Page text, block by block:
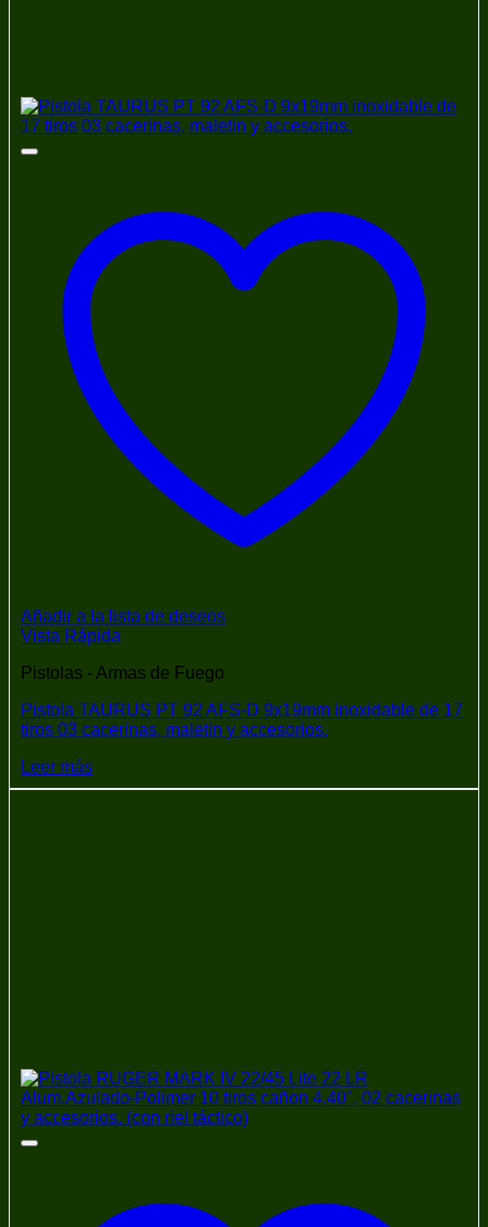
Añadir a la lista de deseos
Vista Rápida
Pistolas - Armas de Fuego
Pistola TAURUS PT 92 AFS-D 9x19mm inoxidable de 17
tiros 03 cacerinas, maletin y accesorios.
Leer más